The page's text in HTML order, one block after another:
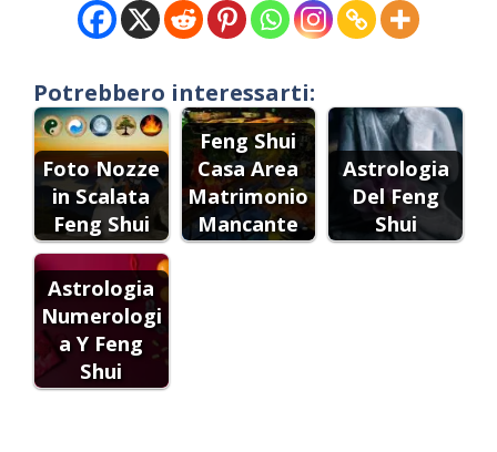
Potrebbero interessarti:
Foto Nozze
in Scalata
Feng Shui
Feng Shui
Casa Area
Matrimonio
Mancante
Astrologia
Del Feng
Shui
Astrologia
Numerologi
a Y Feng
Shui